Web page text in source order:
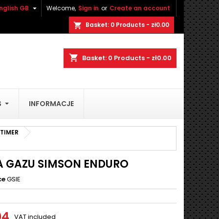
Welcome, Sign in or Create an account
GB 
shopping_cart Basket: 0 Products - zł0.00
shopping_cart Basket: 0 Products - zł0.00
INFORMACJE
GAZU SIMSON ENDURO
GSIE
VAT included